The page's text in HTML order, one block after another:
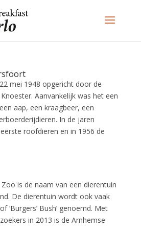
mei 1948 opgericht door de
Aanvankelijk was het een
aap, een kraagbeer, een
In de jaren
roofdieren en in 1956 de
Zoo is de naam van een dierentuin
De dierentuin wordt ook vaak
of ‘Burgers’ Bush’ genoemd. Met
in 2013 is de Arnhemse